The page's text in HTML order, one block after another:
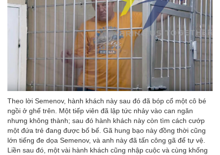
Theo lời Semenov, hành khách này sau đó đã bóp cổ một cô bé
ngồi ở ghế trên. Một tiếp viên đã lập tức nhảy vào can ngăn
nhưng không thành; sau đó hành khách này còn tìm cách cướp
một đứa trẻ đang được bố bế. Gã hung bạo này đồng thời cũng
lớn tiếng đe dọa Semenov, và anh này đã tấn công gã để tự vệ.
Liền sau đó, một vài hành khách cũng nhập cuộc và cùng khống